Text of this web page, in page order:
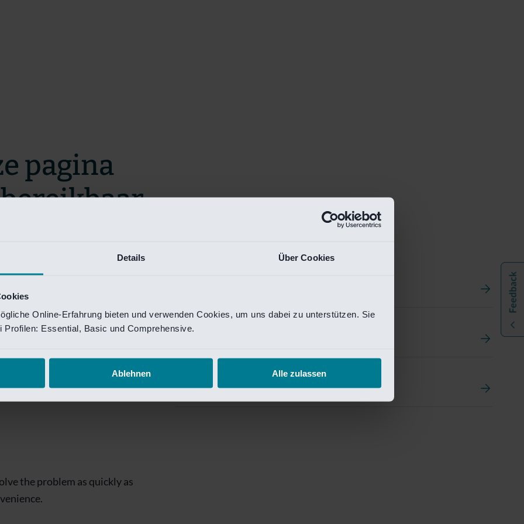
Details Über Cookies
Online-Erfahrung bieten und verwenden Cookies, um uns dabei zu unterstützen. Sie
Profilen: Essential, Basic und Comprehensive.
Ablehnen Alle zulassen
Investment Management
Van Lanschot Kempen Research
pagina
zo snel mogelijk te verhelpen.
te krijgen.
is
the problem as quickly as